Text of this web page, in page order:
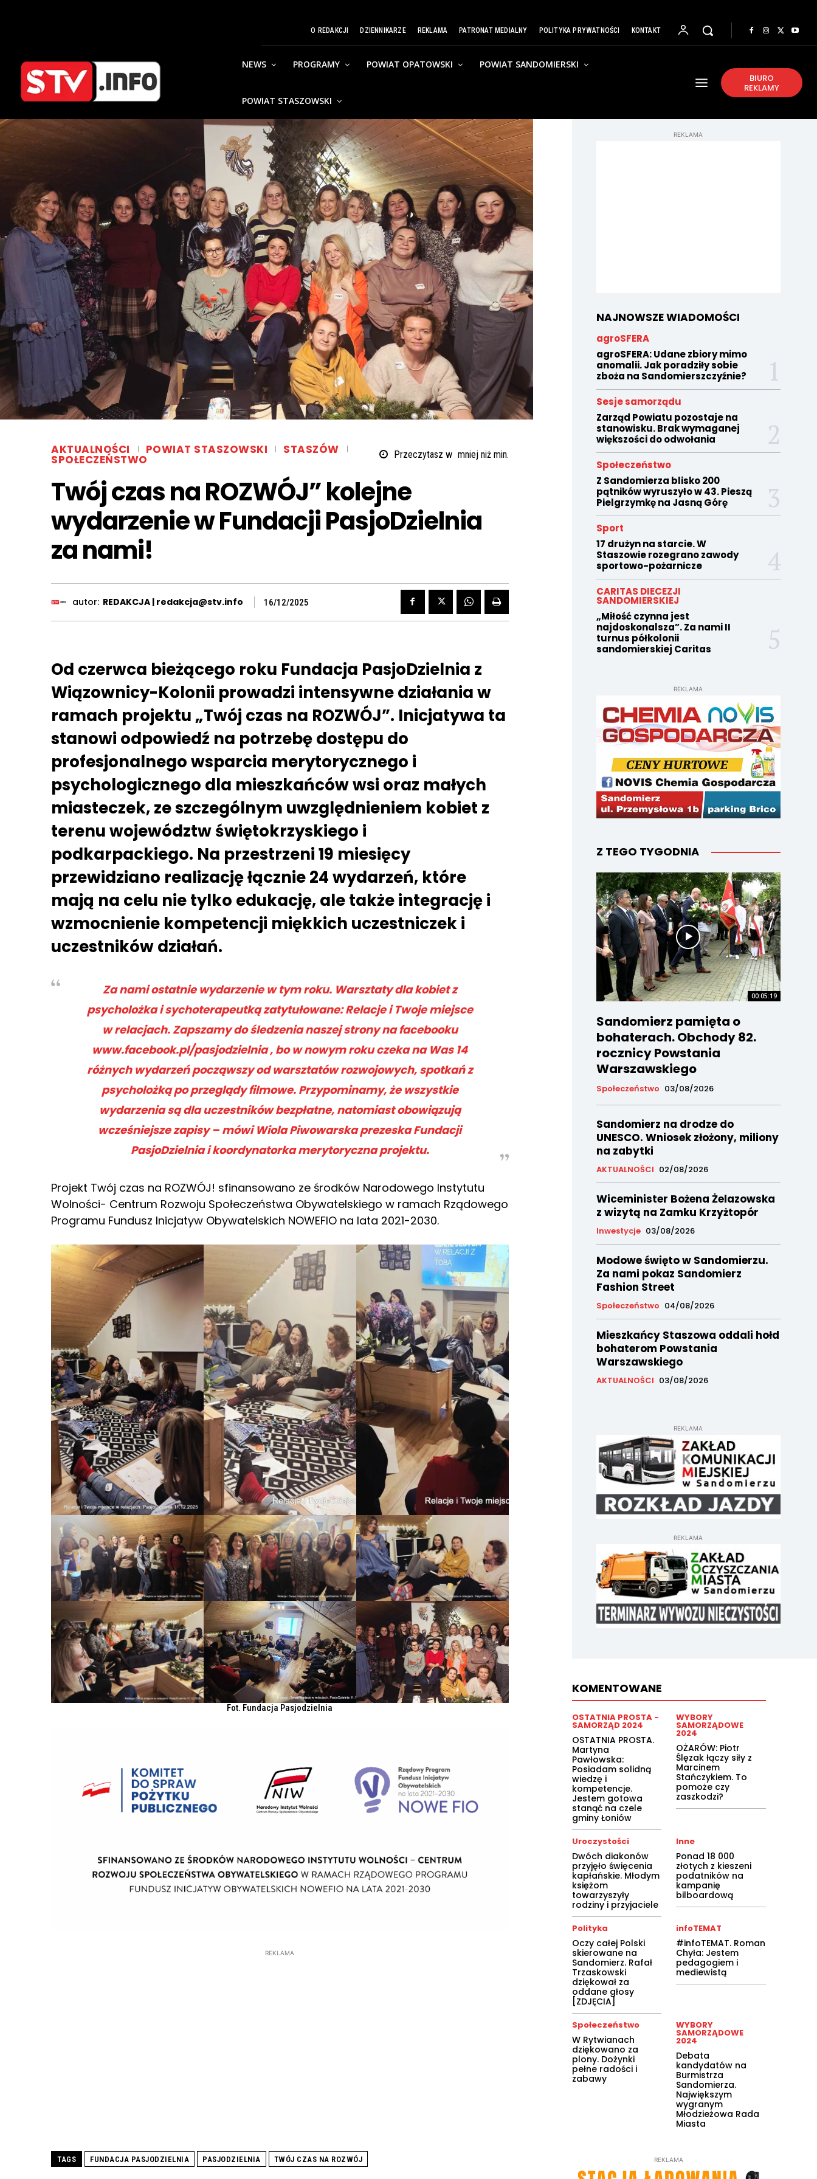
O REDAKCJI DZIENNIKARZE REKLAMA PATRONAT MEDIALNY POLITYKA PRYWATNOŚCI KONTAKT
NEWS PROGRAMY POWIAT OPATOWSKI POWIAT SANDOMIERSKI
POWIAT STASZOWSKI
BIURO
REKLAMY
AKTUALNOŚCI POWIAT STASZOWSKI STASZÓW
SPOŁECZEŃSTWO Przeczytasz w mniej niżmin.
Twój czas na ROZWÓJ” kolejne
wydarzenie w Fundacji PasjoDzielnia
za nami!
autor: REDAKCJA | redakcja@stv.info 16/12/2025
Od czerwca bieżącego roku Fundacja PasjoDzielnia z
Wiązownicy-Kolonii prowadzi intensywne działania w
ramach projektu „Twój czas na ROZWÓJ”. Inicjatywa ta
stanowi odpowiedź na potrzebę dostępu do
profesjonalnego wsparcia merytorycznego i
psychologicznego dla mieszkańców wsi oraz małych
miasteczek, ze szczególnym uwzględnieniem kobiet z
terenu województw świętokrzyskiego i
podkarpackiego. Na przestrzeni 19 miesięcy
przewidziano realizację łącznie 24 wydarzeń, które
mają na celu nie tylko edukację, ale także integrację i
wzmocnienie kompetencji miękkich uczestniczek i
uczestników działań.
Za nami ostatnie wydarzenie w tym roku. Warsztaty dla kobiet z
psycholożka i sychoterapeutką zatytułowane: Relacje i Twoje miejsce
w relacjach. Zapszamy do śledzenia naszej strony na facebooku
www.facebook.pl/pasjodzielnia , bo w nowym roku czeka na Was 14
różnych wydarzeń począwszy od warsztatów rozwojowych, spotkań z
psycholożką po przeglądy filmowe. Przypominamy, że wszystkie
wydarzenia są dla uczestników bezpłatne, natomiast obowiązują
wcześniejsze zapisy – mówi Wiola Piwowarska prezeska Fundacji
PasjoDzielnia i koordynatorka merytoryczna projektu.
Projekt Twój czas na ROZWÓJ! sfinansowano ze środków Narodowego Instytutu
Wolności- Centrum Rozwoju Społeczeństwa Obywatelskiego w ramach Rządowego
Programu Fundusz Inicjatyw Obywatelskich NOWEFIO na lata 2021-2030.
Fot. Fundacja Pasjodzielnia
REKLAMA
TAGS FUNDACJA PASJODZIELNIA PASJODZIELNIA TWÓJ CZAS NA ROZWÓJ
REKLAMA
NAJNOWSZE WIADOMOŚCI
agroSFERA
agroSFERA: Udane zbiory mimo
anomalii. Jak poradziły sobie
zboża na Sandomierszczyźnie?
Sesje samorządu
Zarząd Powiatu pozostaje na
stanowisku. Brak wymaganej
większości do odwołania
Społeczeństwo
Z Sandomierza blisko 200
pątników wyruszyło w 43. Pieszą
Pielgrzymkę na Jasną Górę
Sport
17 drużyn na starcie. W
Staszowie rozegrano zawody
sportowo-pożarnicze
CARITAS DIECEZJI
SANDOMIERSKIEJ
„Miłość czynna jest
najdoskonalsza”. Za nami II
turnus półkolonii
sandomierskiej Caritas
REKLAMA
Z TEGO TYGODNIA
00:05:19
Sandomierz pamięta o
bohaterach. Obchody 82.
rocznicy Powstania
Warszawskiego
Społeczeństwo 03/08/2026
Sandomierz na drodze do
UNESCO. Wniosek złożony, miliony
na zabytki
AKTUALNOŚCI 02/08/2026
Wiceminister Bożena Żelazowska
z wizytą na Zamku Krzyżtopór
Inwestycje 03/08/2026
Modowe święto w Sandomierzu.
Za nami pokaz Sandomierz
Fashion Street
Społeczeństwo 04/08/2026
Mieszkańcy Staszowa oddali hołd
bohaterom Powstania
Warszawskiego
AKTUALNOŚCI 03/08/2026
REKLAMA
REKLAMA
KOMENTOWANE
OSTATNIA PROSTA -
SAMORZĄD 2024
OSTATNIA PROSTA.
Martyna
Pawłowska:
Posiadam solidną
wiedzę i
kompetencje.
Jestem gotowa
stanąć na czele
gminy Łoniów
WYBORY
SAMORZĄDOWE
2024
OŻARÓW: Piotr
Ślęzak łączy siły z
Marcinem
Stańczykiem. To
pomoże czy
zaszkodzi?
Uroczystości
Dwóch diakonów
przyjęło święcenia
kapłańskie. Młodym
księżom
towarzyszyły
rodziny i przyjaciele
Inne
Ponad 18 000
złotych z kieszeni
podatników na
kampanię
bilboardową
Polityka
Oczy całej Polski
skierowane na
Sandomierz. Rafał
Trzaskowski
dziękował za
oddane głosy
[ZDJĘCIA]
infoTEMAT
#infoTEMAT. Roman
Chyła: Jestem
pedagogiem i
mediewistą
Społeczeństwo
W Rytwianach
dziękowano za
plony. Dożynki
pełne radości i
zabawy
WYBORY
SAMORZĄDOWE
2024
Debata
kandydatów na
Burmistrza
Sandomierza.
Największym
wygranym
Młodzieżowa Rada
Miasta
REKLAMA